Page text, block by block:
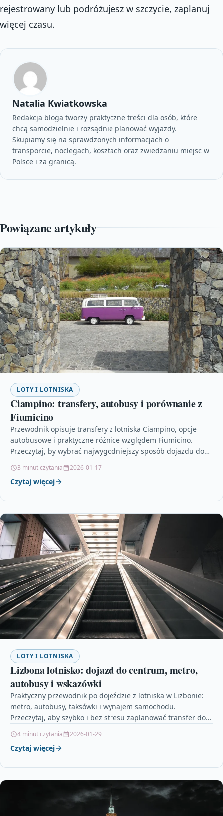
rejestrowany lub podróżujesz w szczycie, zaplanuj
więcej czasu.
Natalia Kwiatkowska
Redakcja bloga tworzy praktyczne treści dla osób, które
chcą samodzielnie i rozsądnie planować wyjazdy.
Skupiamy się na sprawdzonych informacjach o
transporcie, noclegach, kosztach oraz zwiedzaniu miejsc w
Polsce i za granicą.
Powiązane artykuły
LOTY I LOTNISKA
Ciampino: transfery, autobusy i porównanie z
Fiumicino
Przewodnik opisuje transfery z lotniska Ciampino, opcje
autobusowe i praktyczne różnice względem Fiumicino.
Przeczytaj, by wybrać najwygodniejszy sposób dojazdu do
3 minut czytania 2026-01-17
Czytaj więcej
LOTY I LOTNISKA
Lizbona lotnisko: dojazd do centrum, metro,
autobusy i wskazówki
Praktyczny przewodnik po dojeździe z lotniska w Lizbonie:
metro, autobusy, taksówki i wynajem samochodu.
Przeczytaj, aby szybko i bez stresu zaplanować transfer do
4 minut czytania 2026-01-29
Czytaj więcej